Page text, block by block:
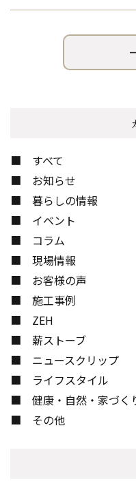
すべて
お知らせ
暮らしの情報
イベント
コラム
現場情報
お客様の声
施工事例
ZEH
薪ストーブ
ニュースクリップ
ライフスタイル
健康・自然・家づく
その他